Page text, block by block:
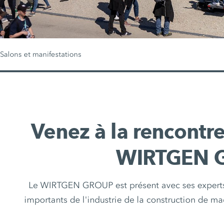
Salons et manifestations
Venez à la
WIRTGEN
Le WIRTGEN GROUP est présent avec ses
importants de l'industrie de la construction de